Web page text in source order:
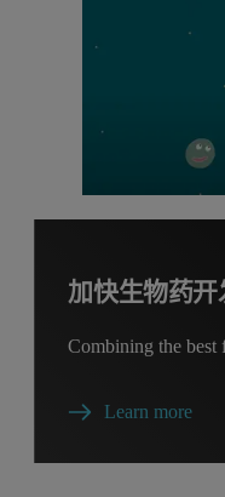
加快生物药开
Combining the
Learn more